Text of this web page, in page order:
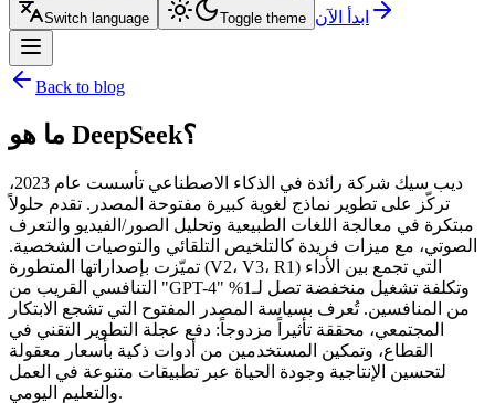
Switch language Toggle theme ابدأ الآن
Back to blog
ما هو DeepSeek؟
ديب سيك شركة رائدة في الذكاء الاصطناعي تأسست عام 2023،
تركّز على تطوير نماذج لغوية كبيرة مفتوحة المصدر. تقدم حلولاً
مبتكرة في معالجة اللغات الطبيعية وتحليل الصور/الفيديو والتعرف
الصوتي، مع ميزات فريدة كالتلخيص التلقائي والتوصيات الشخصية.
تميّزت بإصداراتها المتطورة (V2، V3، R1) التي تجمع بين الأداء
التنافسي القريب من "GPT-4" وتكلفة تشغيل منخفضة تصل لـ1%
من المنافسين. تُعرف بسياسة المصدر المفتوح التي تشجع الابتكار
المجتمعي، محققة تأثيراً مزدوجاً: دفع عجلة التطوير التقني في
القطاع، وتمكين المستخدمين من أدوات ذكية بأسعار معقولة
لتحسين الإنتاجية وجودة الحياة عبر تطبيقات متنوعة في العمل
والتعليم اليومي.